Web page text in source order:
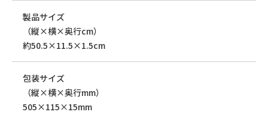
製品サイズ
（縦×横×奥行cm）
約50.5×11.5×1.5cm
包装サイズ
（縦×横×奥行mm）
505×115×15mm